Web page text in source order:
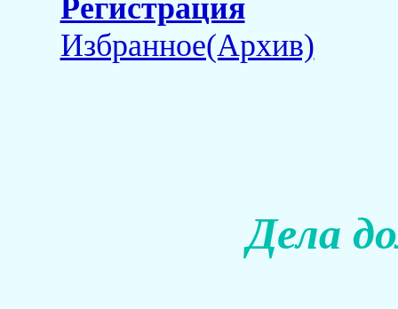
Регистрация
Избранное(Архив)
Дела